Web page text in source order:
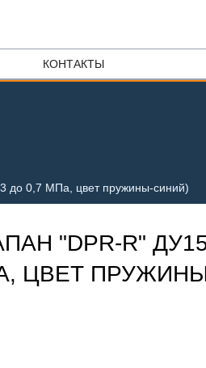
КОНТАКТЫ
до 0,7 МПа, цвет пружины-синий)
"DPR-R"
ЦВЕТ